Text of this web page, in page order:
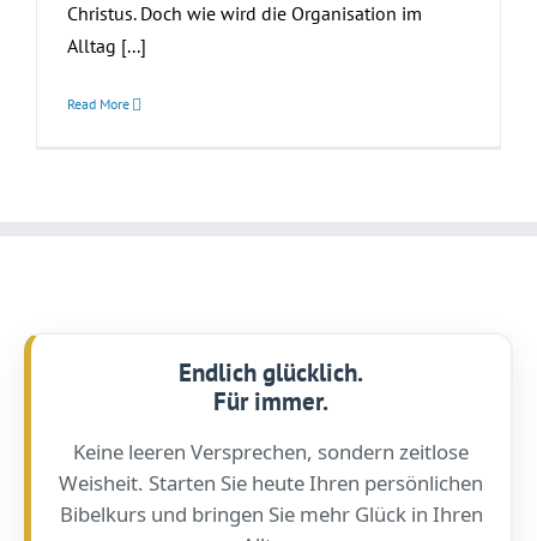
Christus. Doch wie wird die Organisation im
Alltag [...]
Read More
Endlich glücklich.
Für immer.
Keine leeren Versprechen, sondern zeitlose
Weisheit. Starten Sie heute Ihren persönlichen
Bibelkurs und bringen Sie mehr Glück in Ihren